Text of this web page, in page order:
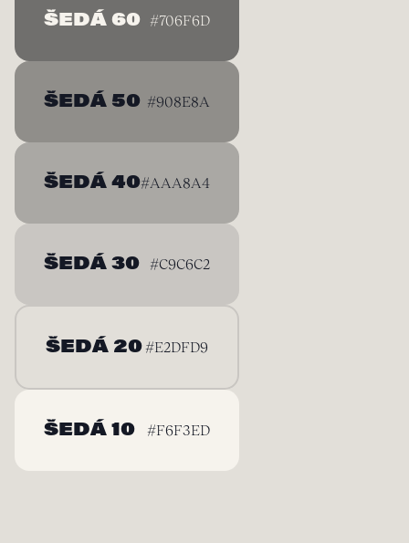
ŠEDÁ 60 #706F6D
ŠEDÁ 50 #908E8A
ŠEDÁ 40#AAA8A4
ŠEDÁ 30 #C9C6C2
ŠEDÁ 20#E2DFD9
ŠEDÁ 10 #F6F3ED